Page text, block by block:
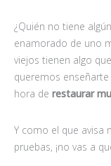
¿Quién no tiene
enamorado de uno
viejos tienen algo
queremos
hora de restaurar
Y como el que avisa
pruebas, ¡no vas a